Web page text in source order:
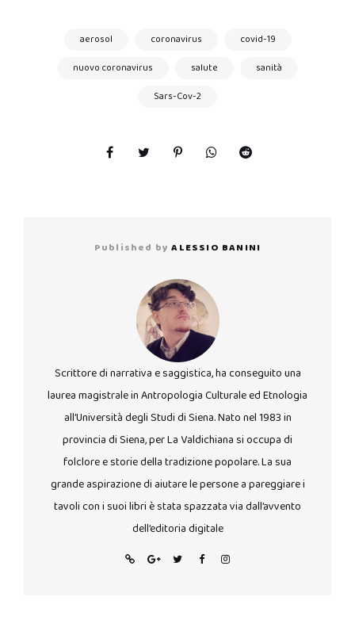
aerosol coronavirus
covid-19
nuovo coronavirus
salute
sanità
Sars-Cov-2
Published by ALESSIO BANINI
Scrittore di narrativa e saggistica, ha conseguito una
laurea magistrale in Antropologia Culturale ed Etnologia
all’Università degli Studi di Siena. Nato nel 1983 in
provincia di Siena, per La Valdichiana si occupa di
folclore e storie della tradizione popolare. La sua
grande aspirazione di aiutare le persone a pareggiare i
tavoli con i suoi libri è stata spazzata via dall’avvento
dell’editoria digitale